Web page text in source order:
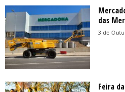
das
3 de
Feira